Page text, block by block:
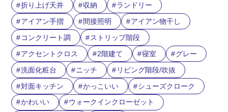
折り上げ天井 収納
ランドリー
アイアン手摺
間接照明
アイアン物干し
コンクリート調
ストリップ階段
アクセントクロス
2階建て 寝室
グレー
洗面化粧台
ニッチ
リビング階段/吹抜
対面キッチン
かっこいい
シューズクローク
かわいい
ウォークインクローゼット